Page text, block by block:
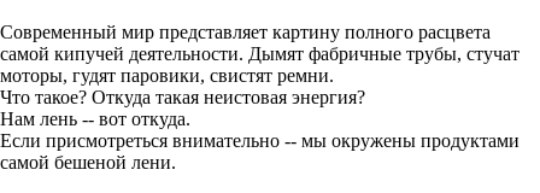
Современный мир представляет картину полного расцвета
самой кипучей деятельности. Дымят фабричные трубы, стучат
моторы, гудят паровики, свистят ремни.
Что такое? Откуда такая неистовая энергия?
Нам лень -- вот откуда.
Если присмотреться внимательно -- мы окружены продуктами
самой бешеной лени.